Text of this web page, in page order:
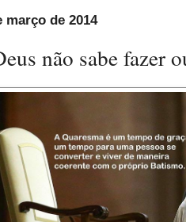
março de 2014
não sabe fazer